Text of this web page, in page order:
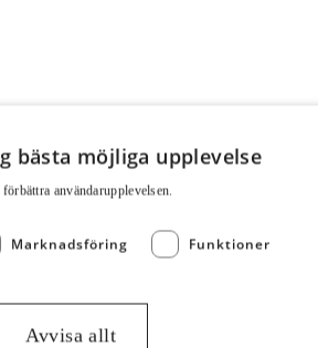
bästa möjliga upplevelse
användar­upplevelsen.
Marknadsföring Funktioner
Avvisa allt